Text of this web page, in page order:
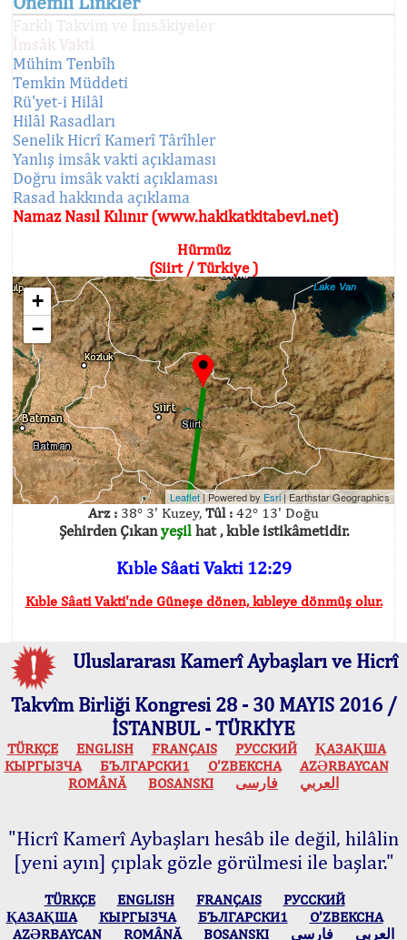
Farklı Takvim ve İmsâkiyeler
İmsâk Vakti
Mühim Tenbîh
Temkin Müddeti
Rü'yet-i Hilâl
Hilâl Rasadları
Senelik Hicrî Kamerî Târîhler
Yanlış imsâk vakti açıklaması
Doğru imsâk vakti açıklaması
Rasad hakkında açıklama
Namaz Nasıl Kılınır (www.hakikatkitabevi.net)
Hürmüz
(Siirt / Türkiye )
+
−
Leaflet| Powered by Esri|Earthstar Geographics
Arz : 38° 3' Kuzey, Tûl : 42° 13' Doğu
Şehirden Çıkanyeşilhat , kıble istikâmetidir.
Kıble Sâati Vakti 12:29
Kıble Sâati Vakti'nde Güneşe dönen, kıbleye dönmüş olur.
Uluslararası Kamerî Aybaşları ve Hicrî
Takvîm Birliği Kongresi 28 - 30 MAYIS 2016 /
İSTANBUL - TÜRKİYE
TÜRKÇE ENGLISH FRANÇAIS РУССКИЙ
ҚАЗАҚША
КЫPГЫЗЧA
БЪЛГАРСКИ1 O’ZBEKCHA
AZӘRBAYCAN
ROMÂNĂ
BOSANSKI العربي فارسی
"Hicrî Kamerî Aybaşları hesâb ile değil, hilâlin
[yeni ayın] çıplak gözle görülmesi ile başlar."
TÜRKÇE ENGLISH FRANÇAIS
РУССКИЙ
ҚАЗАҚША
КЫPГЫЗЧA БЪЛГАРСКИ1
O’ZBEKCHA
AZӘRBAYCAN
ROMÂNĂ BOSANSKI العربي فارسی